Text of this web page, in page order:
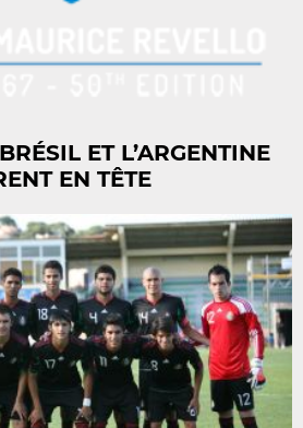
ET L’ARGENTINE
EN TÊTE